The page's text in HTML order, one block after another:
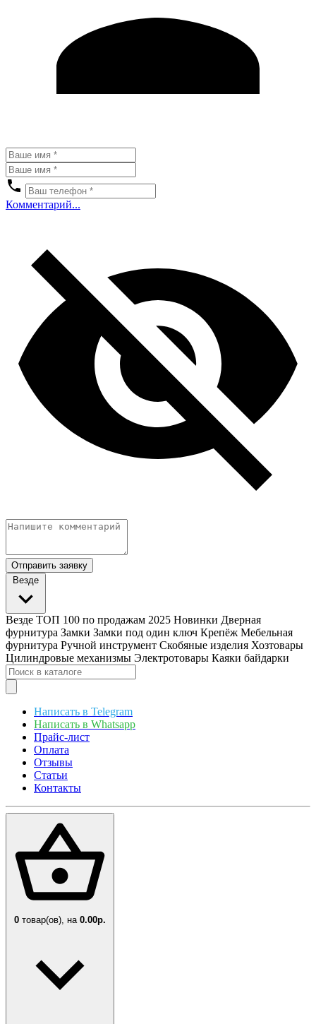
Комментарий...
Отправить заявку
Везде
Везде ТОП 100 по продажам 2025 Новинки Дверная
фурнитура Замки Замки под один ключ Крепёж Мебельная
фурнитура Ручной инструмент Скобяные изделия Хозтовары
Цилиндровые механизмы Электротовары Каяки байдарки
Написать в Telegram
Написать в Whatsapp
Прайс-лист
Оплата
Отзывы
Статьи
Контакты
0 товар(ов), на 0.00р.